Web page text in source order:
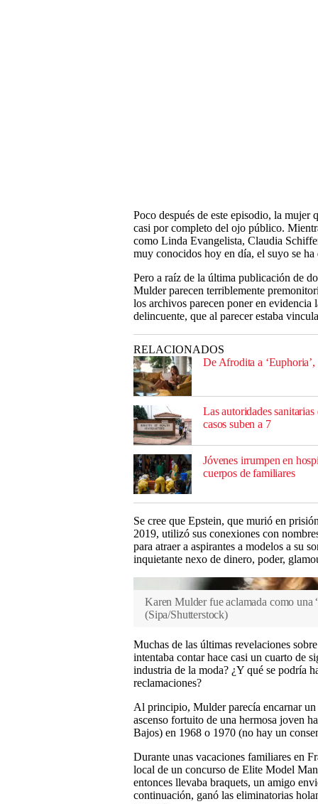
Poco después de este episodio, la mujer
casi por completo del ojo público.
como Linda Evangelista, Claudia
muy conocidos hoy en día, el suyo se
Pero a raíz de la última publicación de
Mulder parecen terriblemente
los archivos parecen poner en
delincuente, que al parecer estaba
RELACIONADOS
De Afrodita a
Las autoridades
casos suben a 7
Jóvenes irrumpen en
cuerpos de familiares
Se cree que Epstein, que murió en
2019, utilizó sus conexiones con
para atraer a aspirantes a modelos a su
inquietante nexo de dinero, poder,
Karen Mulder fue aclamada como una
(Sipa/Shutterstock)
Muchas de las últimas revelaciones
intentaba contar hace casi un cuarto de
industria de la moda? ¿Y qué se podría
reclamaciones?
Al principio, Mulder parecía encarnar un
ascenso fortuito de una hermosa joven
Bajos) en 1968 o 1970 (no hay un
Durante unas vacaciones familiares en
local de un concurso de Elite Model
entonces llevaba braquets, un amigo
continuación, ganó las eliminatorias